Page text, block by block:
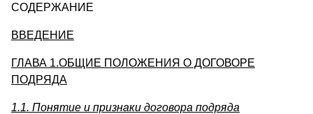
СОДЕРЖАНИЕ
ВВЕДЕНИЕ
ГЛАВА 1.ОБЩИЕ ПОЛОЖЕНИЯ О ДОГОВОРЕ
ПОДРЯДА
1.1. Понятие и признаки договора подряда